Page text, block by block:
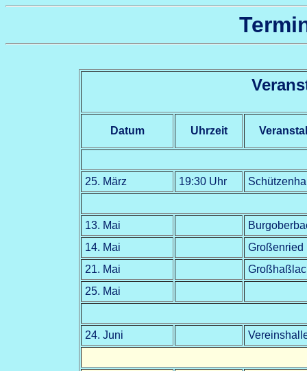
Datum Uhrzeit
25. März 19:30 Uhr
13. Mai
14. Mai
Großenried
21. Mai
25. Mai
24. Juni